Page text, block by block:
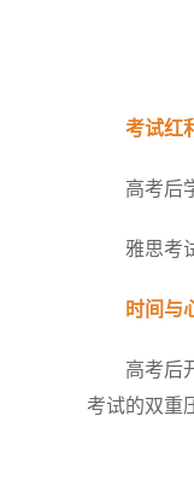
考试红
高考后学
雅思考试
时间与
高考后开
考试的双重